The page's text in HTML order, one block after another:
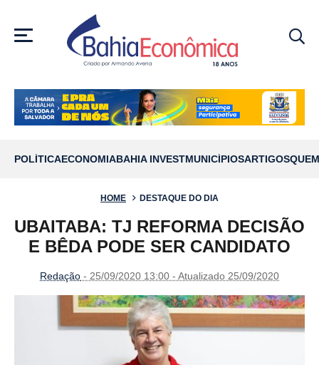
MENU
POLÍTICAECONOMIABAHIA INVESTMUNICÍPIOSARTIGOS
HOME DESTAQUE DO DIA
UBAITABA: TJ REFORMA DECISÃO
E BÊDA PODE SER CANDIDATO
Redação - 25/09/2020 13:00 - Atualizado 25/09/2020